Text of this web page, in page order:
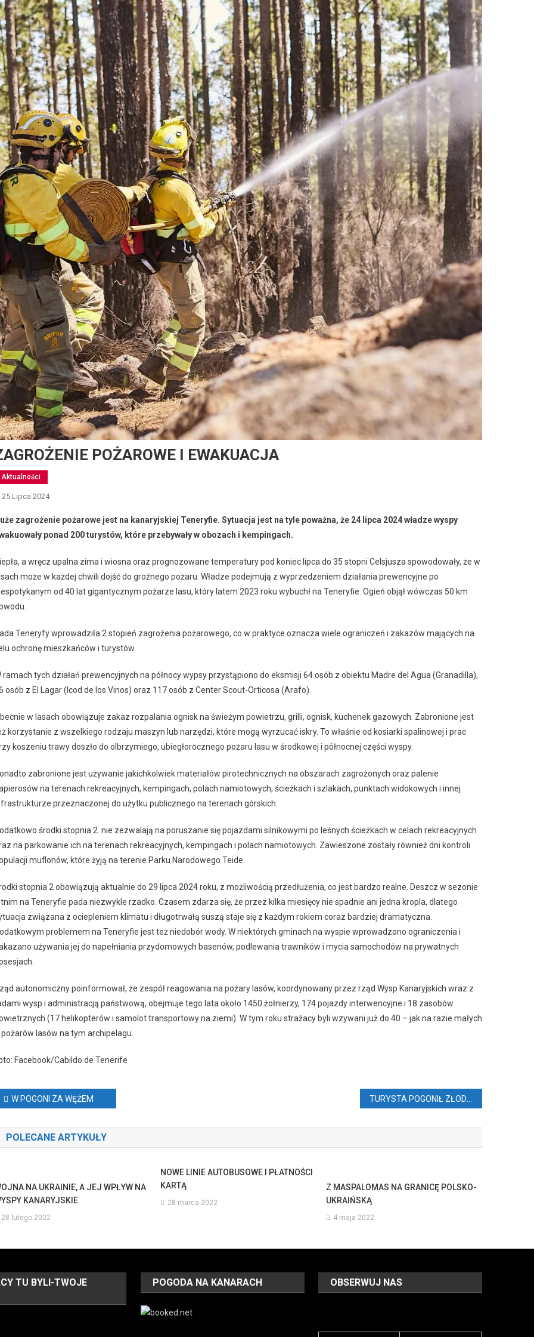
POŻAROWE I EWAKUACJA
Aktualności
25 Lipca 2024
zagrożenie pożarowe jest na kanaryjskiej Teneryfie. Sytuacja jest na tyle poważna, że 24 lipca 2024 władze wyspy
ponad 200 turystów, które przebywały w obozach i kempingach.
a wręcz upalna zima i wiosna oraz prognozowane temperatury pod koniec lipca do 35 stopni Celsjusza spowodowały, że w
może w każdej chwili dojść do groźnego pożaru. Władze podejmują z wyprzedzeniem działania prewencyjne po
od 40 lat gigantycznym pożarze lasu, który latem 2023 roku wybuchł na Teneryfie. Ogień objął wówczas 50 km
Teneryfy wprowadziła 2 stopień zagrożenia pożarowego, co w praktyce oznacza wiele ograniczeń i zakazów mających na
ochronę mieszkańców i turystów.
ramach tych działań prewencyjnych na północy wypsy przystąpiono do eksmisji 64 osób z obiektu Madre del Agua (Granadilla),
osób z El Lagar (Icod de los Vinos) oraz 117 osób z Center Scout-Orticosa (Arafo).
w lasach obowiązuje zakaz rozpalania ognisk na świeżym powietrzu, grilli, ognisk, kuchenek gazowych. Zabronione jest
korzystanie z wszelkiego rodzaju maszyn lub narzędzi, które mogą wyrzucać iskry. To właśnie od kosiarki spalinowej i prac
koszeniu trawy doszło do olbrzymiego, ubiegłorocznego pożaru lasu w środkowej i północnej części wyspy.
zabronione jest używanie jakichkolwiek materiałów pirotechnicznych na obszarach zagrożonych oraz palenie
na terenach rekreacyjnych, kempingach, polach namiotowych, ścieżkach i szlakach, punktach widokowych i innej
przeznaczonej do użytku publicznego na terenach górskich.
środki stopnia 2. nie zezwalają na poruszanie się pojazdami silnikowymi po leśnych ścieżkach w celach rekreacyjnych
na parkowanie ich na terenach rekreacyjnych, kempingach i polach namiotowych. Zawieszone zostały również dni kontroli
muflonów, które żyją na terenie Parku Narodowego Teide.
stopnia 2 obowiązują aktualnie do 29 lipca 2024 roku, z możliwością przedłużenia, co jest bardzo realne. Deszcz w sezonie
na Teneryfie pada niezwykle rzadko. Czasem zdarza się, że przez kilka miesięcy nie spadnie ani jedna kropla, dlatego
związana z ociepleniem klimatu i długotrwałą suszą staje się z każdym rokiem coraz bardziej dramatyczna.
problemem na Teneryfie jest też niedobór wody. W niektórych gminach na wyspie wprowadzono ograniczenia i
używania jej do napełniania przydomowych basenów, podlewania trawników i mycia samochodów na prywatnych
autonomiczny poinformował, że zespół reagowania na pożary lasów, koordynowany przez rząd Wysp Kanaryjskich wraz z
wysp i administracją państwową, obejmuje tego lata około 1450 żołnierzy, 174 pojazdy interwencyjne i 18 zasobów
(17 helikopterów i samolot transportowy na ziemi). W tym roku strażacy byli wzywani już do 40 – jak na razie małych
lasów na tym archipelagu.
Facebook/Cabildo de Tenerife
W POGONI ZA WĘŻEM
POLECANE ARTYKUŁY
NA UKRAINIE, A JEJ WPŁYW NA
KANARYJSKIE
28 lutego 2022
NOWE LINIE AUTOBUSOWE I PŁATNOŚCI
KARTĄ
28 marca 2022
Z MASPALOMAS NA GRANICĘ POLSKO-
UKRAIŃSKĄ
4 maja 2022
TU BYLI-TWOJE
POGODA NA KANARACH OBSERWUJ NAS